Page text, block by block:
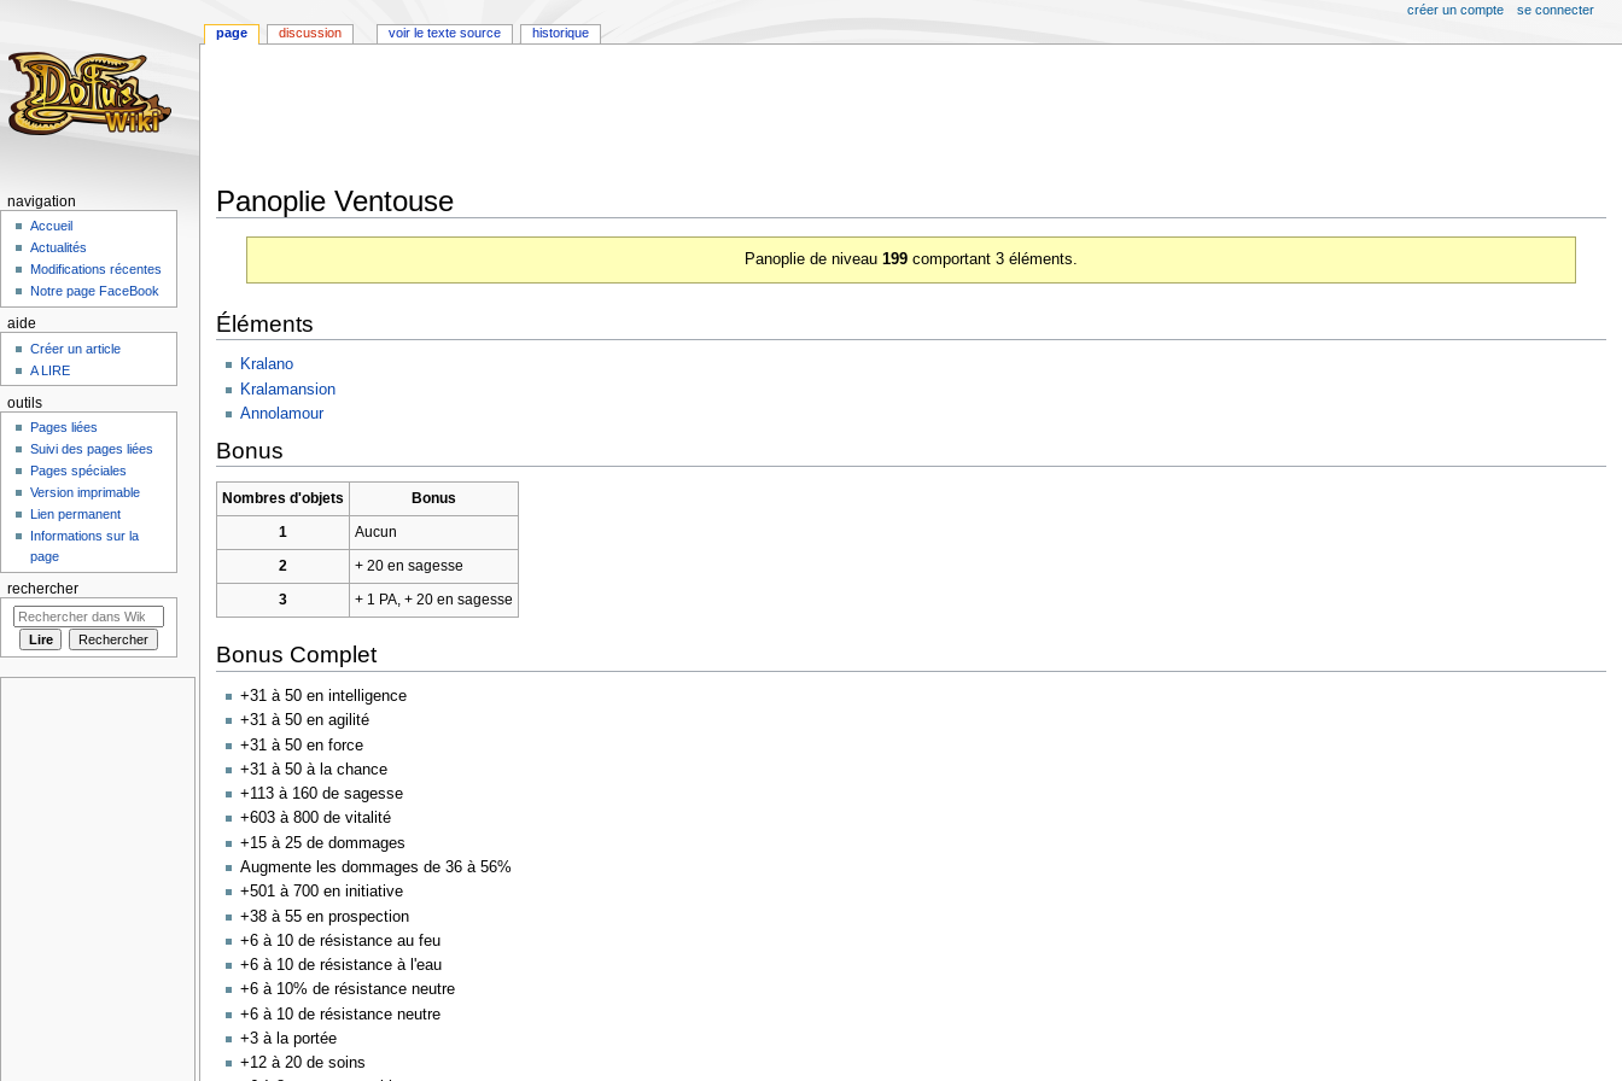
Panoplie Ventouse
navigation
recherche
Panoplie de niveau199 comportant 3 éléments.
Éléments
Kralano
Kralamansion
Annolamour
Bonus
Nombres d'objets
Bonus
1
Aucun
2
+ 20 en sagesse
3
+ 1 PA, + 20 en sagesse
Bonus Complet
+31 à 50 en intelligence
+31 à 50 en agilité
+31 à 50 en force
+31 à 50 à la chance
+113 à 160 de sagesse
+603 à 800 de vitalité
+15 à 25 de dommages
Augmente les dommages de 36 à 56%
+501 à 700 en initiative
+38 à 55 en prospection
+6 à 10 de résistance au feu
+6 à 10 de résistance à l'eau
+6 à 10% de résistance neutre
+6 à 10 de résistance neutre
+3 à la portée
+12 à 20 de soins
page discussion voir le texte source historique
créer un compte se connecter
navigation
Accueil
Actualités
Modifications récentes
Notre page FaceBook
aide
Créer un article
A LIRE
outils
Pages liées
Suivi des pages liées
Pages spéciales
Version imprimable
Lien permanent
Informations sur la
page
rechercher